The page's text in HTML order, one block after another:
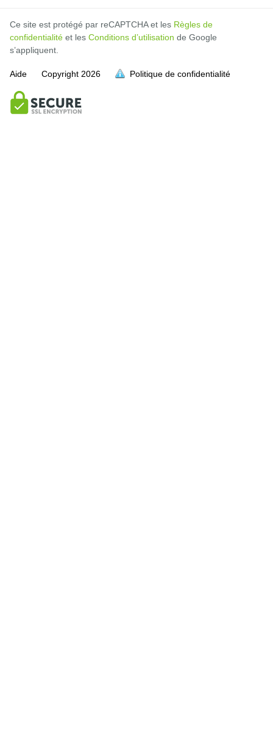
Ce site est protégé par reCAPTCHA et les Règles de
confidentialité et les Conditions d’utilisation de Google
s’appliquent.
Aide Copyright 2026 Politique de confidentialité